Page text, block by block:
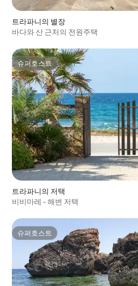
트라파니의 별장
바다와 산 근처의 전원주택
슈퍼호스트
슈퍼호스트
트라파니의 저택
비비마레 - 해변 저택
슈퍼호스트
슈퍼호스트